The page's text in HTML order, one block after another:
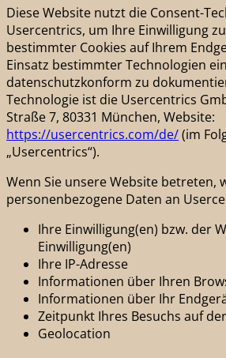
Diese Website nutzt die Consent-
Usercentrics, um Ihre Einwilligung
bestimmter Cookies auf Ihrem
Einsatz bestimmter Technologien
datenschutzkonform zu
Technologie ist die Usercentrics
Straße 7, 80331 München, Website:
https://usercentrics.com/de/(im
„Usercentrics“).
Wenn Sie unsere Website betreten,
personenbezogene Daten an
Ihre Einwilligung(en) bzw. der
Einwilligung(en)
Ihre IP-Adresse
Informationen über Ihren
Informationen über Ihr
Zeitpunkt Ihres Besuchs auf
Geolocation